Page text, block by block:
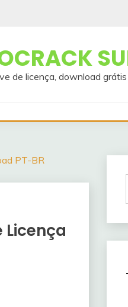
de licença, download
PT-BR
Licença